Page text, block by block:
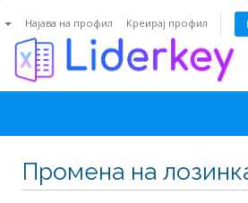
Најава на профил Креирај профил
Промена на